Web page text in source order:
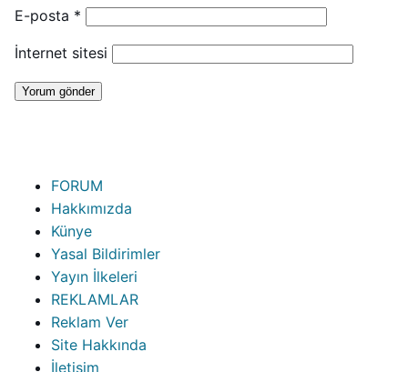
E-posta *
İnternet sitesi
FORUM
Hakkımızda
Künye
Yasal Bildirimler
Yayın İlkeleri
REKLAMLAR
Reklam Ver
Site Hakkında
İletişim